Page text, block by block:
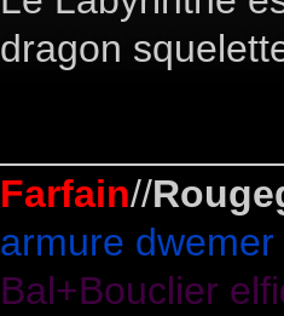
dragon
Farfain//
armure
Bal+Bouclier